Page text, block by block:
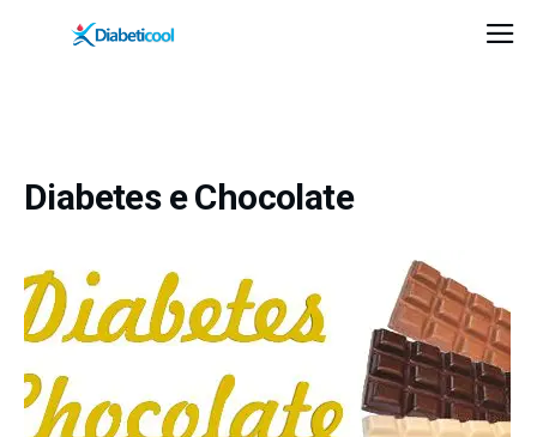
Diabetes e Chocolate